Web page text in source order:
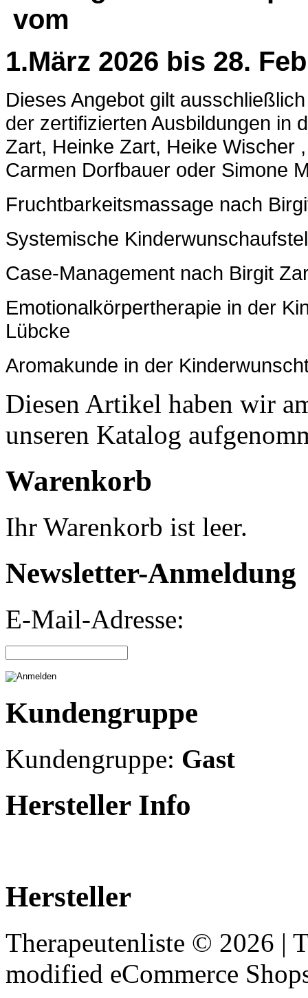
vom
1.März 2026 bis 28.
Dieses Angebot gilt
der zertifizierten Ausbildungen in
Zart, Heinke Zart, Heike Wischer
Carmen Dorfbauer oder Simone
Fruchtbarkeitsmassage nach
Systemische
Case-Management nach Birgit
Emotionalkörpertherapie in der
Lübcke
Aromakunde in der
Diesen Artikel haben wir
unseren Katalog
Warenkorb
Ihr Warenkorb ist leer.
Newsletter-Anmeldung
E-Mail-Adresse:
Kundengruppe
Kundengruppe: Gast
Hersteller Info
Hersteller
Therapeutenliste © 2026 |
modified eCommerce